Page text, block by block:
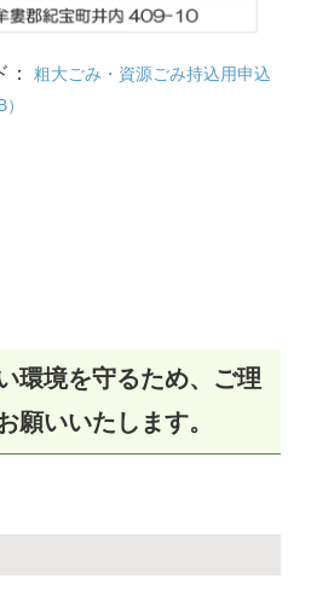
粗大ごみ・資源ごみ持込用申込
環境を守るため、ご理
願いいたします。